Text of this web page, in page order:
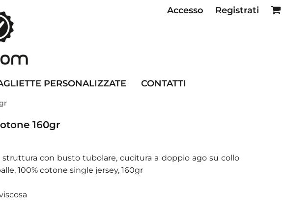
Accesso Registrati
PERSONALIZZATE CONTATTI
160gr
struttura con busto tubolare, cucitura a doppio ago su collo
100% cotone single jersey, 160gr
VISIBILITA'